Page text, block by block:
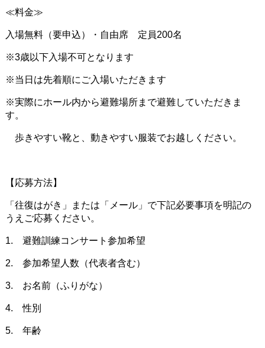
≪料金≫
入場無料（要申込）・自由席 定員200名
※3歳以下入場不可となります
※当日は先着順にご入場いただきます
※実際にホール内から避難場所まで避難していただきま
す。
歩きやすい靴と、動きやすい服装でお越しください。
【応募方法】
「往復はがき」または「メール」で下記必要事項を明記の
うえご応募ください。
1. 避難訓練コンサート参加希望
2. 参加希望人数（代表者含む）
3. お名前（ふりがな）
4. 性別
5. 年齢